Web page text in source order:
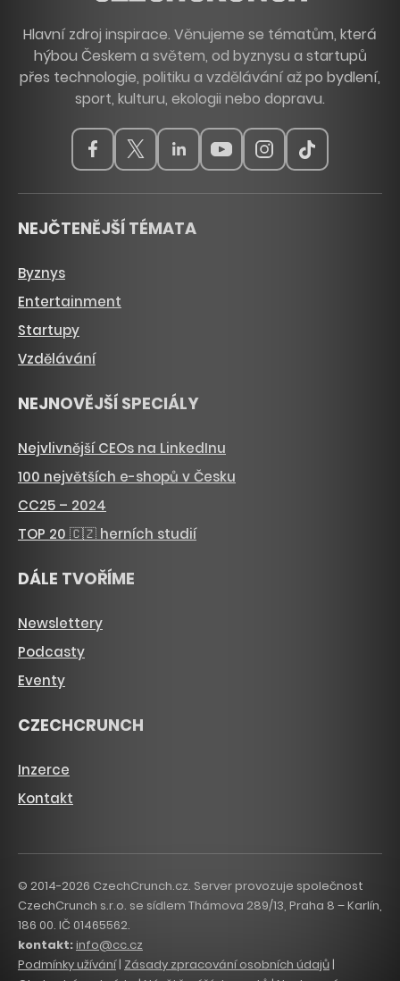
Hlavní zdroj inspirace. Věnujeme se tématům, která
hýbou Českem a světem, od byznysu a startupů
přes technologie, politiku a vzdělávání až po bydlení,
sport, kulturu, ekologii nebo dopravu.
NEJČTENĚJŠÍ TÉMATA
Byznys
Entertainment
Startupy
Vzdělávání
NEJNOVĚJŠÍ SPECIÁLY
Nejvlivnější CEOs na LinkedInu
100 největších e-shopů v Česku
CC25 – 2024
TOP 20 🇨🇿 herních studií
DÁLE TVOŘÍME
Newslettery
Podcasty
Eventy
CZECHCRUNCH
Inzerce
Kontakt
© 2014-2026 CzechCrunch.cz. Server provozuje společnost
CzechCrunch s.r.o. se sídlem Thámova 289/13, Praha 8 – Karlín,
186 00. IČ 01465562.
kontakt:info@cc.cz
Podmínky užívání| Zásady zpracování osobních údajů |